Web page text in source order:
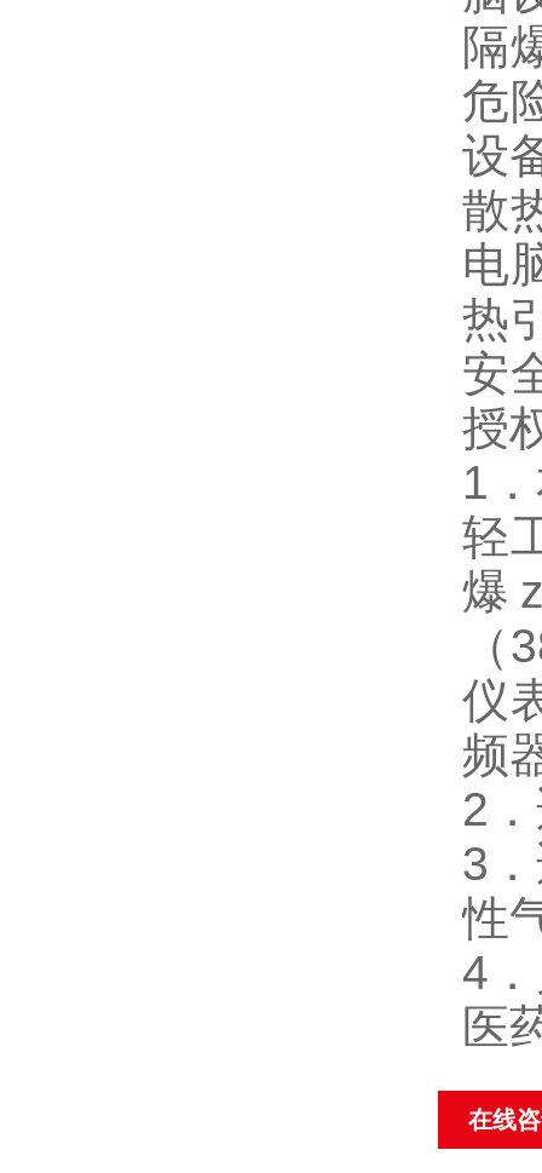
隔
危
设
散
电
热
安
授
1
轻
爆
仪
频
2
3
性
4
医
在线